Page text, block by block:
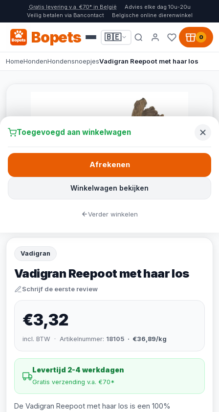
Gratis levering v.a. €70* in België
Advies elke dag 10u-20u
Veilig betalen via Bancontact
Belgische online dierenwinkel
Bopets 🇧🇪 0
HomeHondenHondensnoepjesVadigran Reepoot met haar los
Vadigran
Vadigran Reepoot met haar los
Schrijf de eerste review
€3,32
incl. BTW · Artikelnummer: 18105 · €36,89/kg
Levertijd 2-4 werkdagen
Gratis verzending v.a. €70*
De Vadigran Reepoot met haar los is een 100%
Toegevoegd aan winkelwagen
Winkelwagen bekijken
Afrekenen
Verder winkelen